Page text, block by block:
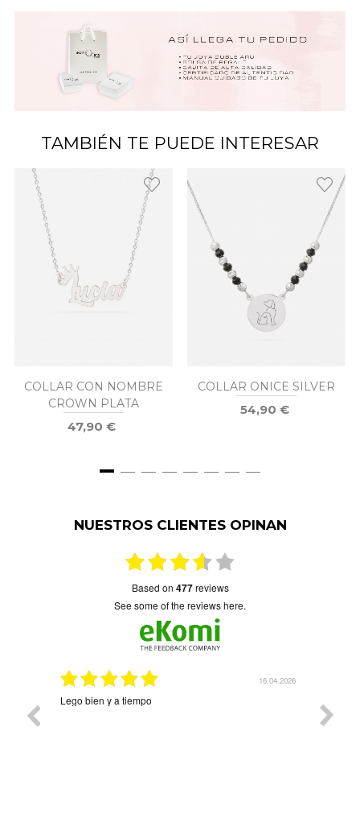
TAMBIÉN TE PUEDE INTERESAR
COLLAR CON NOMBRE
CROWN PLATA
47,90 €
COLLAR ONICE SILVER
54,90 €
NUESTROS CLIENTES OPINAN
based on 477reviews
see some of the reviews here.
08.04.2026
Precioso y llegó rapidísimo Árbol de la vida con cuatro